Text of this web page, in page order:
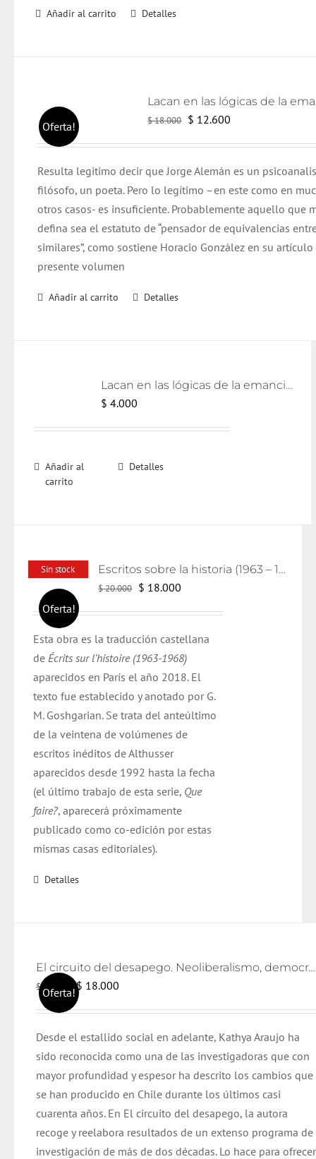
Añadir al carrito Detalles
Oferta! $18.000 El
era:
$ 18.000.
$ 12.600
es:
$ 12.600.
Resulta legitimo decir que Jorge Alemán es un
filósofo, un poeta. Pero lo legítimo –en este como en
otros casos- es insuficiente. Probablemente aquello que
defina sea el estatuto de “pensador de equivalencias
similares”, como sostiene Horacio González en su
presente volumen
Añadir al carrito Detalles
Lacan en las lógicas de la emancipación [eBook]
$ 4.000
Añadir al
carrito
Detalles
Sin stock
Oferta!
Escritos sobre la historia (1963 – 1986)
$20.000 El
era:
$ 20.000.
$ 18.000
es:
$ 18.000.
Esta obra es la traducción castellana
deÉcrits surl’histoire(1963-1968)
aparecidos en París el año 2018. El
textofueestablecido y anotado por G.
M. Goshgarian. Se trata del anteúltimo
de la veintena de volúmenes de
escritos inéditos deAlthusser
aparecidos desde 1992 hasta la fecha
(el último trabajo de esta serie, Que
faire?, aparecerá próximamente
publicado comoco-edición por estas
mismas casas editoriales).
Detalles
Oferta!
El circuito del desapego. Neoliberalismo, democratización y lazo social
$19.000
El
precio
era:
$ 19.000.
$ 18.000
es:
$ 18.000.
Desde el estallido social en adelante, Kathya Araujo ha
sido reconocida como una de las investigadoras que con
mayor profundidad y espesor ha descrito los cambios que
se han producido en Chile durante los últimos casi
cuarenta años. En El circuito del desapego, la autora
recoge y reelabora resultados de un extenso programa de
investigación de más de dos décadas. Lo hace para ofrecer